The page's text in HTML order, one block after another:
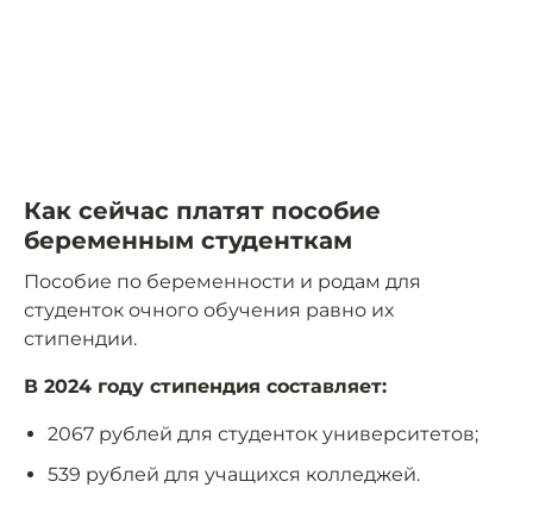
Как сейчас платят пособие
беременным студенткам
Пособие по беременности и родам для
студенток очного обучения равно их
стипендии.
В 2024 году стипендия составляет:
2067 рублей для студенток университетов;
539 рублей для учащихся колледжей.